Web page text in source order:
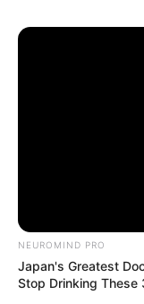
Ambyar! 10
Pakai Bahasa
NEUROMIND PRO
Japan's Greatest
Stop Drinking These